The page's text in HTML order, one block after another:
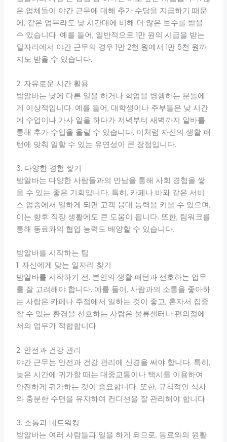
은 업체들이 야간 근무에 대해 추가 수당을 지급하기 때문
에, 같은 업무라도 낮 시간대에 비해 더 많은 보수를 받을
수 있습니다. 예를 들어, 일반적으로 1만 원의 시급을 받는
일자리에서 야간 근무의 경우 1만 2천 원에서 1만 5천 원까
지도 받을 수 있습니다.
2. 자유로운 시간 활용
밤알바는 낮에 다른 일을 하거나 학업을 병행하는 분들에
게 이상적입니다. 예를 들어, 대학생이나 주부들은 낮 시간
에 수업이나 가사 일을 하다가 저녁부터 새벽까지 알바를
통해 추가 수입을 올릴 수 있습니다. 이처럼 자신의 생활 패
턴에 맞춰 일할 수 있는 유연성이 큰 장점입니다.
3. 다양한 경험 쌓기
밤알바는 다양한 사람들과의 만남을 통해 사회 경험을 쌓
을 수 있는 좋은 기회입니다. 특히, 카페나 바와 같은 서비
스 업종에서 일하게 되면 고객 응대 능력을 키울 수 있으며,
이는 향후 직장 생활에도 큰 도움이 됩니다. 또한, 팀워크를
통해 동료와의 협업 능력도 배양할 수 있습니다.
밤알바를 시작하는 팁
1. 자신에게 맞는 일자리 찾기
밤알바를 시작하기 전, 본인의 생활 패턴과 선호하는 업무
를 잘 고려해야 합니다. 예를 들어, 사람과의 소통을 좋아하
는 사람은 카페나 주점에서 일하는 것이 좋고, 혼자서 집중
할 수 있는 환경을 선호하는 사람은 물류센터나 편의점에
서의 업무가 적합합니다.
2. 안전과 건강 관리
야간 근무는 안전과 건강 관리에 신경을 써야 합니다. 특히,
늦은 시간에 귀가할 때는 대중교통이나 택시를 이용하여
안전하게 귀가하는 것이 중요합니다. 또한, 규칙적인 식사
와 충분한 수면을 유지하여 컨디션을 잘 관리해야 합니다.
3. 소통과 네트워킹
밤알바는 여러 사람들과 일을 하게 되므로, 동료와의 원활